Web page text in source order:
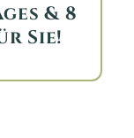
& 8
Sie!